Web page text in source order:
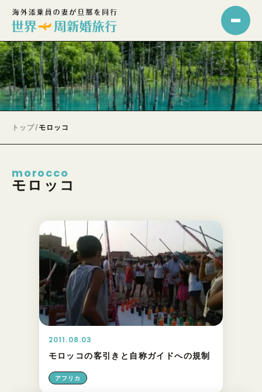
トップ/モロッコ
morocco
モロッコ
2011.08.03
モロッコの客引きと自称ガイドへの規制
アフリカ